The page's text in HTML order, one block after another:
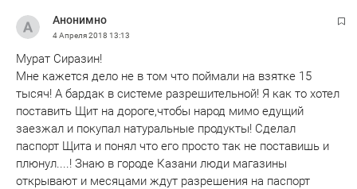
Анонимно
4 Апреля 2018 13:13
Мурат Сиразин!
Мне кажется дело не в том что поймали на взятке 15
тысяч! А бардак в системе разрешительной! Я как то хотел
поставить Щит на дороге,чтобы народ мимо едущий
заезжал и покупал натуральные продукты! Сделал
паспорт Щита и понял что его просто так не поставишь и
плюнул....! Знаю в городе Казани люди магазины
открывают и месяцами ждут разрешения на паспорт